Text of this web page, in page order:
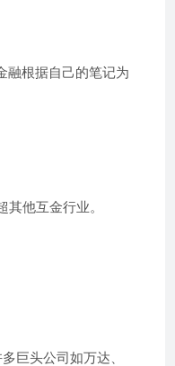
融根据自己的笔记为
他互金行业。
巨头公司如万达、